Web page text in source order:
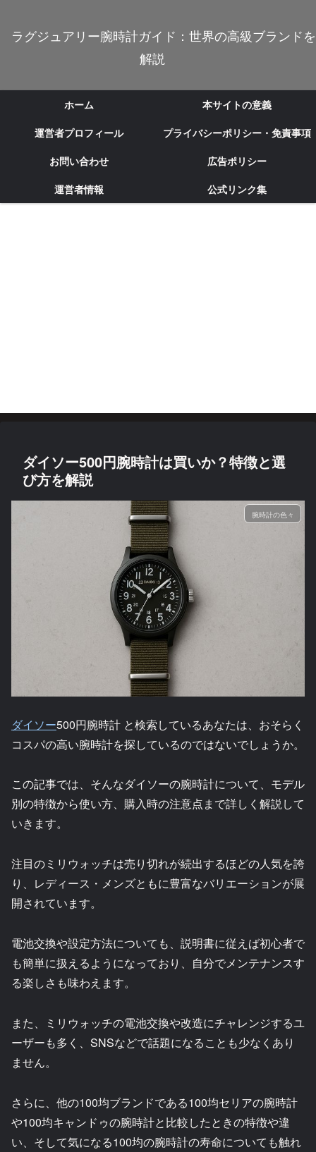
ラグジュアリー腕時計ガイド：世界の高級ブランドを
解説
ホーム
本サイトの意義
運営者プロフィール
プライバシーポリシー・免責事項
お問い合わせ
広告ポリシー
運営者情報
公式リンク集
ダイソー500円腕時計は買いか？特徴と選
び方を解説
腕時計の色々
ダイソー500円腕時計 と検索しているあなたは、おそらく
コスパの高い腕時計を探しているのではないでしょうか。
この記事では、そんなダイソーの腕時計について、モデル
別の特徴から使い方、購入時の注意点まで詳しく解説して
いきます。
注目のミリウォッチは売り切れが続出するほどの人気を誇
り、レディース・メンズともに豊富なバリエーションが展
開されています。
電池交換や設定方法についても、説明書に従えば初心者で
も簡単に扱えるようになっており、自分でメンテナンスす
る楽しさも味わえます。
また、ミリウォッチの電池交換や改造にチャレンジするユ
ーザーも多く、SNSなどで話題になることも少なくあり
ません。
さらに、他の100均ブランドである100均セリアの腕時計
や100均キャンドゥの腕時計と比較したときの特徴や違
い、そして気になる100均の腕時計の寿命についても触れ